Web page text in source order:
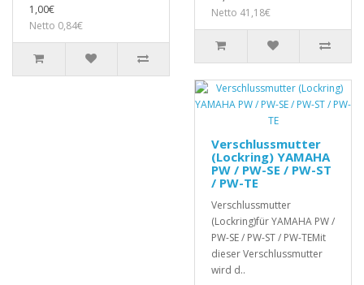
1,00€
Netto 0,84€
Netto 41,18€
Verschlussmutter
(Lockring) YAMAHA
PW / PW-SE / PW-ST
/ PW-TE
Verschlussmutter
(Lockring)für YAMAHA PW /
PW-SE / PW-ST / PW-TEMit
dieser Verschlussmutter
wird d..